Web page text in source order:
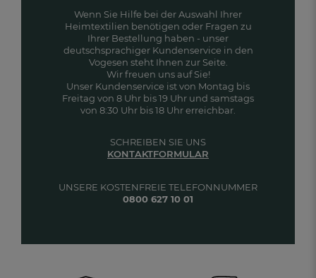
Wenn Sie Hilfe bei der Auswahl Ihrer
Heimtextilien benötigen oder Fragen zu
Ihrer Bestellung haben - unser
deutschsprachiger Kundenservice in den
Vogesen steht Ihnen zur Seite.
Wir freuen uns auf Sie!
Unser Kundenservice ist von Montag bis
Freitag von 8 Uhr bis 19 Uhr und samstags
von 8:30 Uhr bis 18 Uhr erreichbar.
UNSERE KOSTENFREIE TELEFONNUMMER
0800 627 10 01
SCHREIBEN SIE UNS
KONTAKTFORMULAR